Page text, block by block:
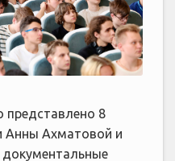
8
Анны Ахматовой и
документальные